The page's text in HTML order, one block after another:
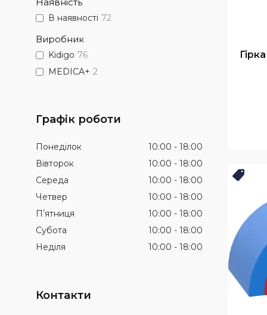
В наявності 72
Виробник
Kidigo 76
MEDICA+ 2
Графік роботи
Понеділок 10:00
18:00
Вівторок
10:00
18:00
Середа
10:00
18:00
Четвер
10:00
18:00
Пʼятниця
10:00
18:00
Субота
10:00
18:00
Неділя
10:00 18:00